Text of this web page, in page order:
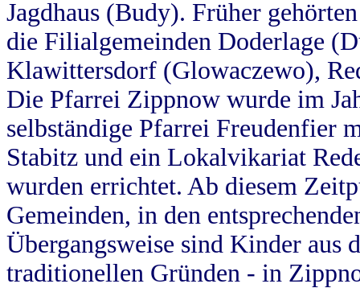
Jagdhaus (Budy). Früher
die Filialgemeinden Doderlage
Klawittersdorf (Glowaczewo),
Die Pfarrei Zippnow wurde im
selbständige Pfarrei Freudenfier
Stabitz und ein Lokalvikariat
wurden errichtet. Ab diesem
Gemeinden, in den
Übergangsweise sind Kinder aus
traditionellen Gründen - in